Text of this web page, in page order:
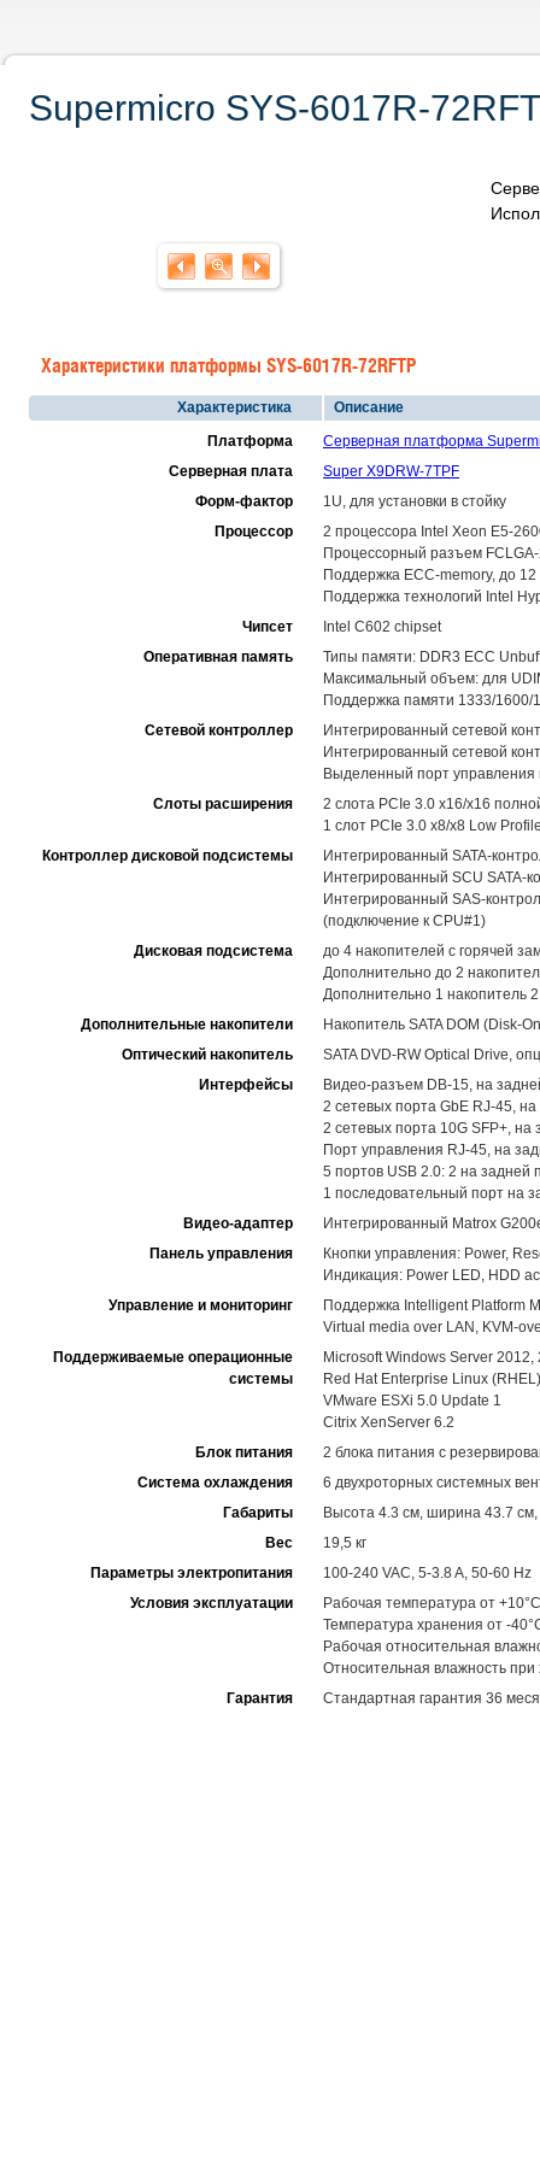
Supermicro SYS-6017R-
Характеристики платформы SYS-6017R-72RFTP
Характеристика
Описание
Платформа
Серверная платформа
Серверная плата
Super X9DRW-7TPF
Форм-фактор
1U, для установки в стойку
Процессор
2 процессора Intel Xeon E5-
Процессорный разъем FCLGA-
Поддержка ECC-memory, до
Поддержка технологий Intel
Чипсет
Intel C602 chipset
Оперативная память
Типы памяти: DDR3 ECC
Максимальный объем: для
Поддержка памяти 1333/1600/
Сетевой контроллер
Интегрированный сетевой
Интегрированный сетевой
Выделенный порт управления
Слоты расширения
2 слота PCIe 3.0 x16/x16
1 слот PCIe 3.0 x8/x8 Low
Контроллер дисковой подсистемы
Интегрированный SATA-
Интегрированный SCU SATA-
Интегрированный SAS-
(подключение к CPU#1)
Дисковая подсистема
до 4 накопителей с горячей
Дополнительно до 2
Дополнительно 1 накопитель
Дополнительные накопители
Накопитель SATA DOM (Disk-
Оптический накопитель
SATA DVD-RW Optical Drive,
Интерфейсы
Видео-разъем DB-15, на
2 сетевых порта GbE RJ-45,
2 сетевых порта 10G SFP+, на
Порт управления RJ-45, на
5 портов USB 2.0: 2 на задней
1 последовательный порт на
Видео-адаптер
Интегрированный Matrox
Панель управления
Кнопки управления: Power,
Индикация: Power LED, HDD
Управление и мониторинг
Поддержка Intelligent Platform
Virtual media over LAN, KVM-
Поддерживаемые операционные
системы
Microsoft Windows Server 2012,
Red Hat Enterprise Linux
VMware ESXi 5.0 Update 1
Citrix XenServer 6.2
Блок питания
2 блока питания с
Система охлаждения
6 двухроторных системных
Габариты
Высота 4.3 см, ширина 43.7 см,
Вес
19,5 кг
Параметры электропитания
100-240 VAC, 5-3.8 A, 50-60 Hz
Условия эксплуатации
Рабочая температура от
Температура хранения от -
Рабочая относительная
Относительная влажность
Гарантия
Стандартная гарантия 36